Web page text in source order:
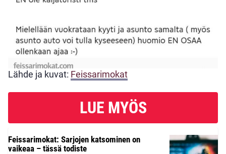
Lähde ja kuvat: Feissarimokat
LUE MYÖS
Feissarimokat: Sarjojen katsominen on
vaikeaa – tässä todiste